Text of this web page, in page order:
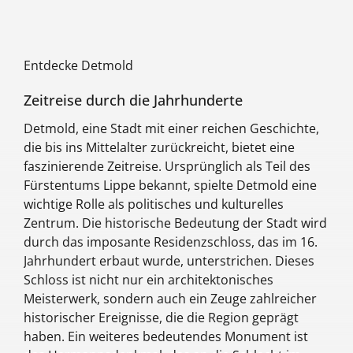
bereits auf www.guiders.de ein passendes
Event gefunden? Dann melde Dich einfach
telefonisch unter +49-2241-955 82 710
oder sende uns eine E-Mail an
info@guiders.de mit allen nötigen
Informationen! Falls Du auf unserer Website
nichts gefunden hast oder noch unschlüssig
bist, kontaktiere uns über eine der
genannten Möglichkeiten mit den Eckdaten,
und wir unterbreiten Dir einige Vorschläge.
Entdecke Detmold
Zeitreise durch die Jahrhunderte
Detmold, eine Stadt mit einer reichen Geschichte,
die bis ins Mittelalter zurückreicht, bietet eine
faszinierende Zeitreise. Ursprünglich als Teil des
Fürstentums Lippe bekannt, spielte Detmold eine
wichtige Rolle als politisches und kulturelles
Zentrum. Die historische Bedeutung der Stadt wird
durch das imposante Residenzschloss, das im 16.
Jahrhundert erbaut wurde, unterstrichen. Dieses
Schloss ist nicht nur ein architektonisches
Meisterwerk, sondern auch ein Zeuge zahlreicher
historischer Ereignisse, die die Region geprägt
haben. Ein weiteres bedeutendes Monument ist